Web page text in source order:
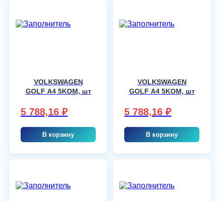
VOLKSWAGEN
GOLF A4 5KOM, шт
5 788,16 ₽
В корзину
VOLKSWAGEN
GOLF A4 5KOM, шт
5 788,16 ₽
В корзину